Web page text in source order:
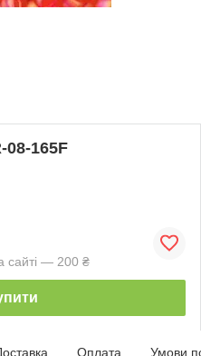
08-165F
сайті — 200 ₴
Оплата Умови